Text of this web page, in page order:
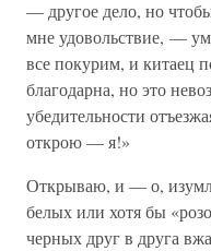
— другое дело, но
мне удовольствие, —
все покурим, и китаец
благодарна, но это
убедительности
открою — я!»
Открываю, и — о,
белых или хотя бы
черных друг в друга